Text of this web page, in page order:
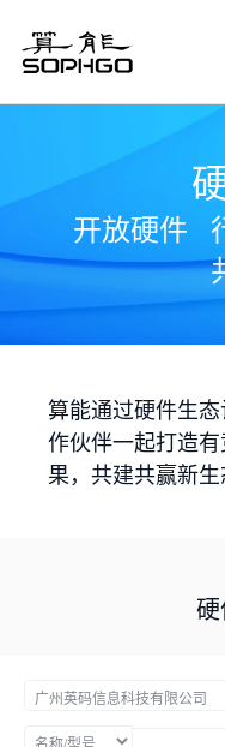
开放硬件
算能通过硬件生
作伙伴一起打造
果，共建共赢新生